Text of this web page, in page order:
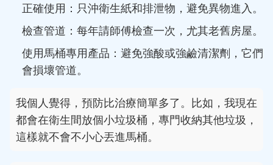
正確使用：只沖衛生紙和排泄物，避免異物進入。
檢查管道：每年請師傅檢查一次，尤其老舊房屋。
使用馬桶專用產品：避免強酸或強鹼清潔劑，它們
會損壞管道。
我個人覺得，預防比治療簡單多了。比如，我現在
都會在衛生間放個小垃圾桶，專門收納其他垃圾，
這樣就不會不小心丟進馬桶。